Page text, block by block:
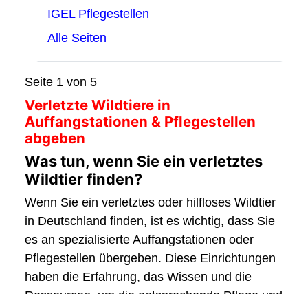
IGEL Pflegestellen
Alle Seiten
Seite 1 von 5
Verletzte Wildtiere in
Auffangstationen & Pflegestellen
abgeben
Was tun, wenn Sie ein verletztes
Wildtier finden?
Wenn Sie ein verletztes oder hilfloses Wildtier
in Deutschland finden, ist es wichtig, dass Sie
es an spezialisierte Auffangstationen oder
Pflegestellen übergeben. Diese Einrichtungen
haben die Erfahrung, das Wissen und die